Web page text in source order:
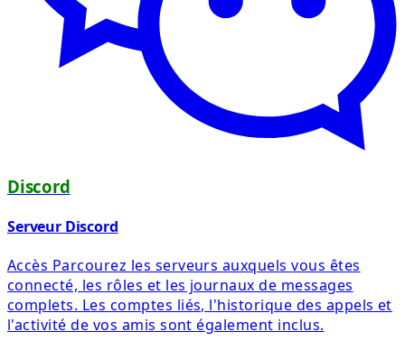
Discord
Serveur Discord
Accès Parcourez les serveurs auxquels vous êtes
connecté, les rôles et les journaux de messages
complets. Les comptes liés, l'historique des appels et
l'activité de vos amis sont également inclus.